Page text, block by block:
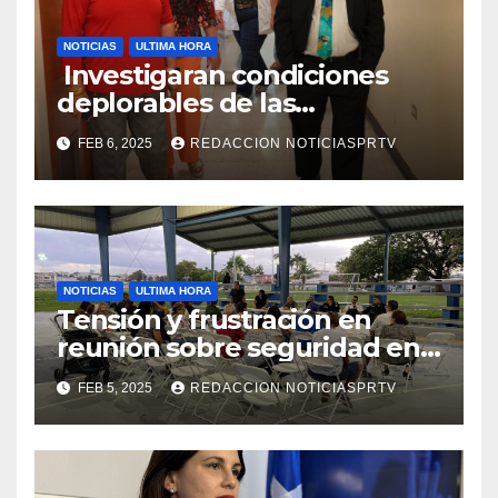
NOTICIAS ULTIMA HORA
Investigaran condiciones
deplorables de las
facilidades el Departamento
de la Salud en Mayagüez
FEB 6, 2025 REDACCION NOTICIASPRTV
NOTICIAS ULTIMA HORA
Tensión y frustración en
reunión sobre seguridad en
Reparto Metropolitano
FEB 5, 2025 REDACCION NOTICIASPRTV